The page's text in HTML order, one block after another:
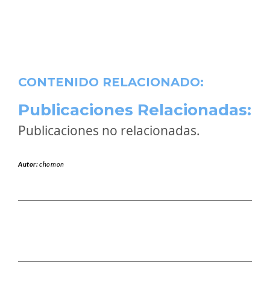
CONTENIDO RELACIONADO:
Publicaciones Relacionadas:
Publicaciones no relacionadas.
Autor:chomon